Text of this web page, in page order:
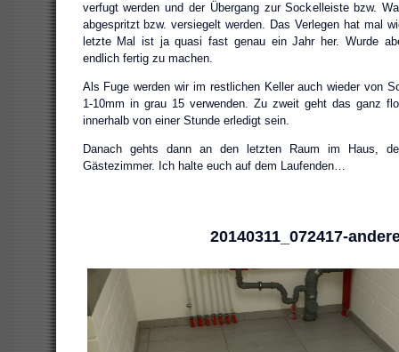
verfugt werden und der Übergang zur Sockelleiste bzw.
abgespritzt bzw. versiegelt werden. Das Verlegen hat mal
letzte Mal ist ja quasi fast genau ein Jahr her. Wurde
endlich fertig zu machen.
Als Fuge werden wir im restlichen Keller auch wieder von
1-10mm in grau 15 verwenden. Zu zweit geht das ganz
innerhalb von einer Stunde erledigt sein.
Danach gehts dann an den letzten Raum im Haus,
Gästezimmer. Ich halte euch auf dem Laufenden…
20140311_072417-